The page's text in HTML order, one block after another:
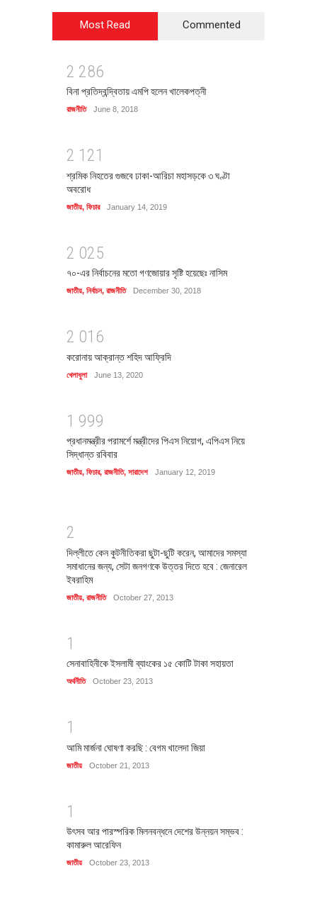
Most Read Commented
2 286
বিনা প্রতিদ্বন্দ্বিতায় এমপি হলেন খালেকপত্নী
রাজনীতি June 8, 2018
2 1 21
শ্রমিক নিহতের গুজবে ঢাকা-আরিচা মহাসড়কে ৩ ঘণ্টা
অবরোধ
জাতীয়, ফিচার January 14, 2019
2 025
৭০-এর নির্বাচনের মতো গণজোয়ার সৃষ্টি হয়েছেঃ নাসিম
জাতীয়, নির্বাচন, রাজনীতি December 30, 2018
2 01 6
করোনায় আক্রান্ত শহিদ আফ্রিদি
খেলাধুলা June 13, 2020
1 999
প্রধানমন্ত্রীর পরামর্শে মন্ত্রীদের পিএস নিয়োগ, এপিএস নিয়ে
সিদ্ধান্ত রবিবার
জাতীয়, ফিচার, রাজনীতি, সারাদেশ January 12, 2019
2
দিল্লীতে কেন কুটনীতিকরা ছুটা-ছুটি করেন, আমাদের সমস্যা
সমাধানের জন্য, সেটা জনগণকে উত্তর দিতে হবে : জেনারেল
ইবরাহিম
জাতীয়, রাজনীতি October 27, 2013
1
সেনাবাহিনীকে ইসলামী ব্যাংকের ১৫ কোটি টাকা সহায়তা
অর্থনীতি October 23, 2013
1
আমি মার্জনা ঘোষণা করছি : বেগম খালেদা জিয়া
জাতীয় October 21, 2013
1
উৎসব আর পারস্পরিক মিলনবন্ধনে দেশের উন্নয়ন সম্ভব :
কামারুল আরেফিন
জাতীয় October 23, 2013